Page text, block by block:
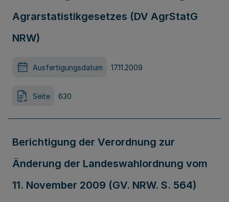
Agrarstatistikgesetzes (DV AgrStatG
NRW)
Ausfertigungsdatum 17.11.2009
Seite 630
Berichtigung der Verordnung zur
Änderung der Landeswahlordnung vom
11. November 2009 (GV. NRW. S. 564)